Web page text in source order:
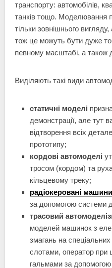
транспорту: автомобілів,
танків тощо. Моделювання
тільки зовнішнього
тож це можуть бути дуже
певному масштабі, а також
Виділяють такі види
статичні моделі
демонстрації, але тут
відтворення всіх
прототипу;
кордові автомоделі
тросом (кордом) та
кільцевому треку;
радіокеровані машини
за допомогою системи
трасовий
моделей машинок з
змагань на
слотами, оператор при
гальмами за допомогою